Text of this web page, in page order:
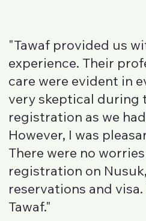
"Tawaf provided us
experience. Their
care were evident in
very skeptical during
registration as we
However, I was
There were no
registration on
reservations and
Tawaf."